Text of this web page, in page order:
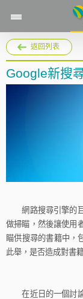
返回列表
Google新搜
網路搜尋引擎的
做掃瞄，然後讓使用
瞄供搜尋的書籍中，
此舉，是否造成對書
在近日的一個討論